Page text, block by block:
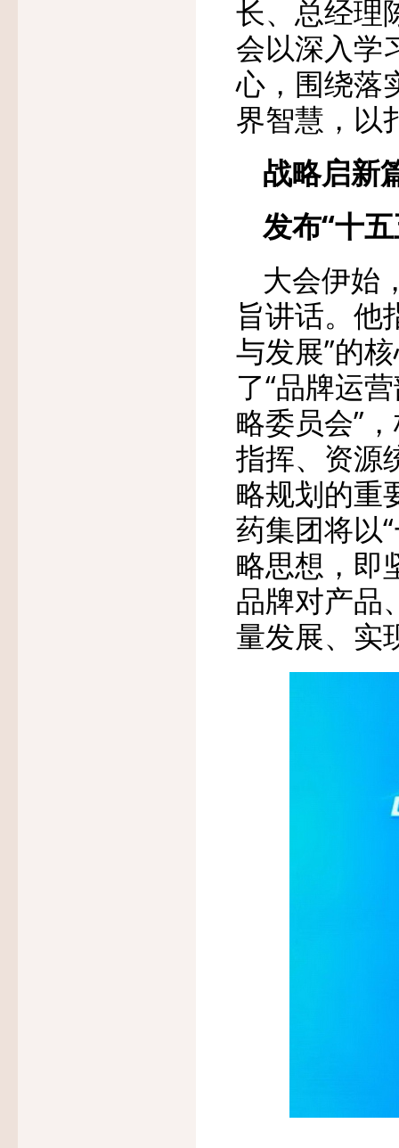
长、总经理
会以深入学
心，围绕落
界智慧，以
战略启新
发布“十
大会伊始
旨讲话。他
与发展”的
了“品牌运
略委员会”
指挥、资源
略规划的重
药集团将以
略思想，即
品牌对产品
量发展、实